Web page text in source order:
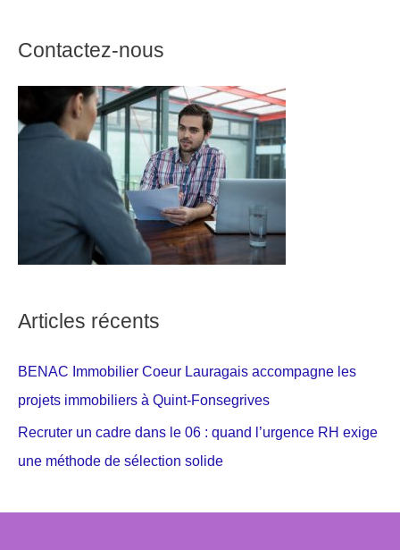
Contactez-nous
Articles récents
BENAC Immobilier Coeur Lauragais accompagne les
projets immobiliers à Quint-Fonsegrives
Recruter un cadre dans le 06 : quand l’urgence RH exige
une méthode de sélection solide